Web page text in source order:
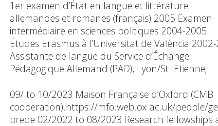
1er examen d’État en langue et littérature
allemandes et romanes (français) 2005 Examen
intermédiaire en sciences politiques 2004-2005
Études Erasmus à l’Universitat de València
Assistante de langue du Service d’Échange
Pédagogique Allemand (PAD), Lyon/St. Etienne;
09/ to 10/2023 Maison Française d’Oxford (CMB
cooperation).https://mfo.web.ox.ac.uk/people/
brede 02/2022 to 08/2023 Research fellowships